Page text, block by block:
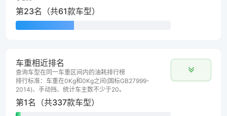
第23名（共61款车型）
车重相近排名
查询车型在同一车重区间内的油耗排行榜
排行标准：车重在0Kg和0Kg之间(国标GB27999-
2014)、手动挡、统计车主数不少于20。
第1名（共337款车型）